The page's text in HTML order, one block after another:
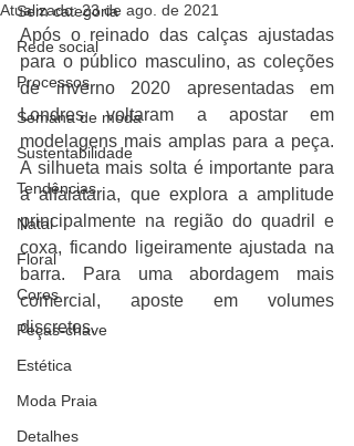
Sem categoria
Rede social
Processos
Semana de moda
Sustentabilidade
Tendências
Natal
Floral
Cores
Peças-chave
Estética
Moda Praia
Detalhes
Atualizado:23 de ago. de 2021
Após o reinado das calças ajustadas
para o público masculino, as coleções
de inverno 2020 apresentadas em
Londres voltaram a apostar em
modelagens mais amplas para a peça.
A silhueta mais solta é importante para
a alfaiataria, que explora a amplitude
principalmente na região do quadril e
coxa, ficando ligeiramente ajustada na
barra. Para uma abordagem mais
comercial, aposte em volumes
discretos.